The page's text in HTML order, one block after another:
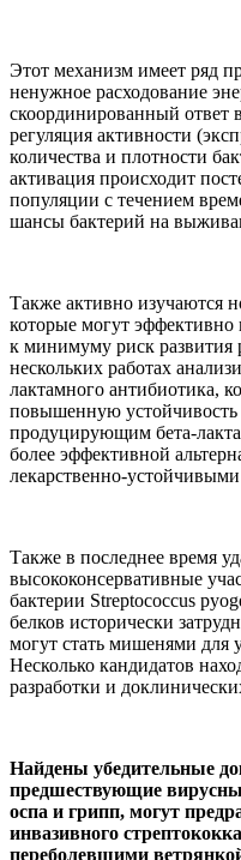
Этот механизм имеет ряд
ненужное расходование
скоординированный
регуляция активности
количества и плотности
активация происходит
популяции с течением
шансы бактерий на
Также активно изучаются
которые могут эффективно
к минимуму риск развития
нескольких работах
лактамного антибиотика,
повышенную устойчивость
продуцирующим бета-
более эффективной
лекарственно-
Также в последнее время
высококонсервативные
бактерии Streptococcus
белков исторически
могут стать мишенями для
Несколько кандидатов
разработки и
Найдены убедительные
предшествующие
оспа и грипп, могут
инвазивного
переболевшими